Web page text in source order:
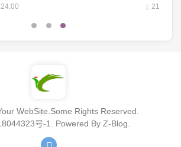
21
WebSite.Some Rights Reserved.
号-1. Powered By Z-Blog.